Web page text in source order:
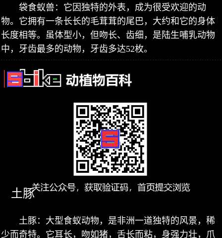
袋食蚁兽：它因独特的外表，成为很受欢迎的动
物。它拥有一条长长的毛茸茸的尾巴，大约和它的身体
长度相等。虽体型小，但吻长、齿细，是陆生哺乳动物
中，牙齿最多的动物，牙齿多达52枚。
土豚
土豚：大型食蚁动物，是非洲一道独特的风景，稀
少而奇特。它耳长，吻如猪，舌长而粘，身强力壮，爪